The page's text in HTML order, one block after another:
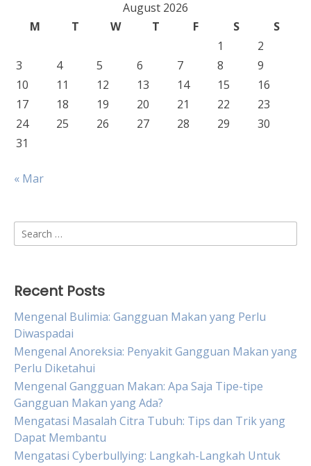
August 2026
M
T W T F S
S
1
2
3
4 5 6 7 8
9
10
11 12 13 14 15
16
17
18 19 20 21 22
23
24
25 26 27 28 29
30
31
« Mar
Search
for:
Recent Posts
Mengenal Bulimia: Gangguan Makan yang Perlu
Diwaspadai
Mengenal Anoreksia: Penyakit Gangguan Makan yang
Perlu Diketahui
Mengenal Gangguan Makan: Apa Saja Tipe-tipe
Gangguan Makan yang Ada?
Mengatasi Masalah Citra Tubuh: Tips dan Trik yang
Dapat Membantu
Mengatasi Cyberbullying: Langkah-Langkah Untuk